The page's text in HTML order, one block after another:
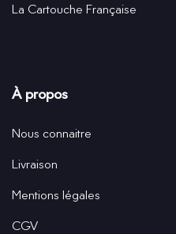
La Cartouche Française
À propos
Nous connaitre
Livraison
Mentions légales
CGV